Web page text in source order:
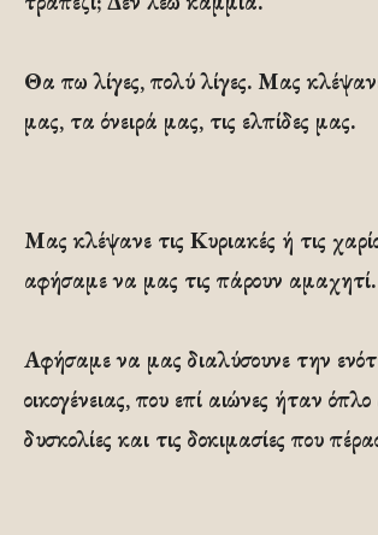
Θα πω λίγες, πολύ λίγες. Μας
μας, τα όνειρά μας, τις ελπίδες μας.
Μας κλέψανε τις Κυριακές ή τις
αφήσαμε να μας τις πάρουν αμαχητί.
Αφήσαμε να μας διαλύσουνε την
οικογένειας, που επί αιώνες ήταν
δυσκολίες και τις δοκιμασίες που